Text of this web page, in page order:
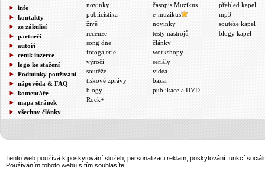
info
kontakty
ze zákulisí
partneři
autoři
ceník inzerce
logo ke stažení
Podmínky používání
nápověda & FAQ
komentáře
mapa stránek
všechny články
novinky
publicistika
živě
recenze
song dne
fotogalerie
výročí
soutěže
tiskové zprávy
blogy
Rock+
časopis Muzikus
e-muzikus
novinky
testy nástrojů
články
workshopy
seriály
videa
bazar
publikace a DVD
přehled kapel
mp3
soutěže kapel
blogy kapel
Tento web používá k poskytování služeb, personalizaci reklam, poskytování funkcí
Používáním tohoto webu s tím souhlasíte.